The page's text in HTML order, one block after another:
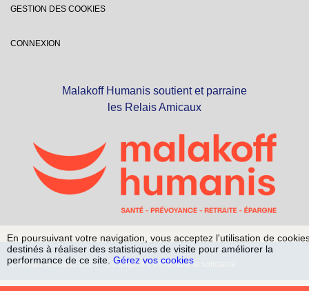
GESTION DES COOKIES
CONNEXION
Malakoff Humanis soutient et parraine
les Relais Amicaux
© Relais Amicaux 2024 - Conjuguons ensemble la solidarité
En poursuivant votre navigation, vous acceptez l'utilisation de
destinés à réaliser des statistiques de visite pour améliorer la
performance de ce site. Gérez vos cookies